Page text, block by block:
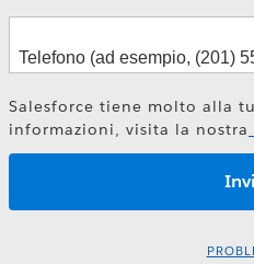
Salesforce tiene molto alla
informazioni, visita la nostra